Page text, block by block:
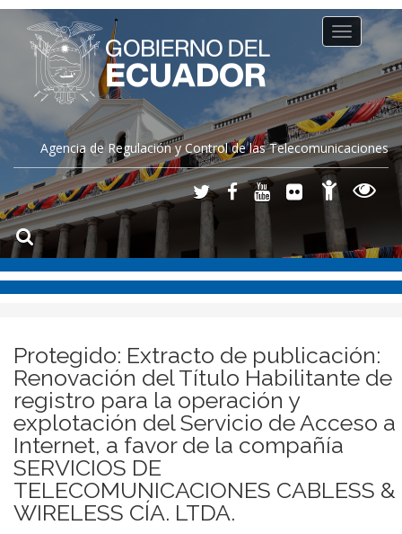
Agencia de Regulación y Control de las Telecomunicaciones
Toggle
navigation
Protegido: Extracto de publicación:
Renovación del Título Habilitante de
registro para la operación y
explotación del Servicio de Acceso a
Internet, a favor de la compañía
SERVICIOS DE
TELECOMUNICACIONES CABLESS &
WIRELESS CÍA. LTDA.